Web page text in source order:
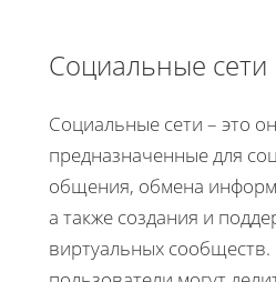
Социальные сети
Социальные сети – это
предназначенные для
общения, обмена
а также создания и
виртуальных сообществ.